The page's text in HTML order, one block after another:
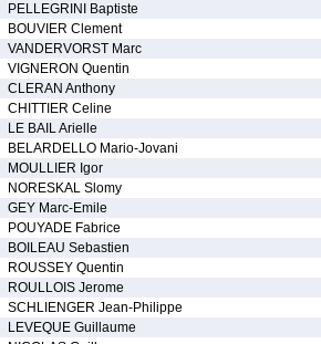
PELLEGRINI Baptiste
BOUVIER Clement
VANDERVORST Marc
VIGNERON Quentin
CLERAN Anthony
CHITTIER Celine
LE BAIL Arielle
BELARDELLO Mario-Jovani
MOULLIER Igor
NORESKAL Slomy
GEY Marc-Emile
POUYADE Fabrice
BOILEAU Sebastien
ROUSSEY Quentin
ROULLOIS Jerome
SCHLIENGER Jean-Philippe
LEVEQUE Guillaume